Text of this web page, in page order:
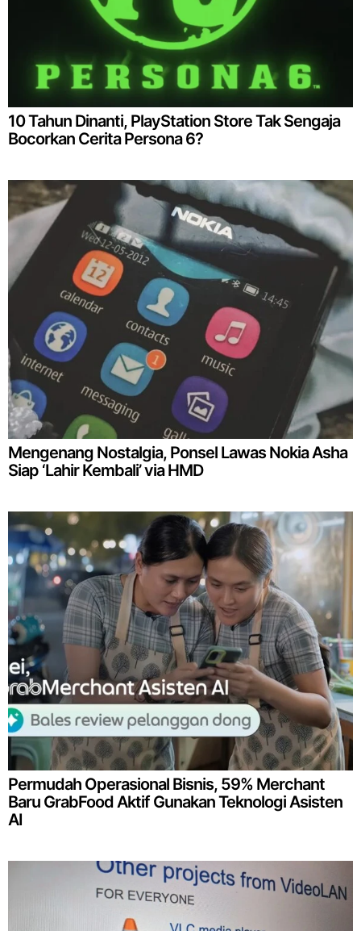
10 Tahun Dinanti, PlayStation Store Tak Sengaja
Bocorkan Cerita Persona 6?
Mengenang Nostalgia, Ponsel Lawas Nokia Asha
Siap ‘Lahir Kembali’ via HMD
Permudah Operasional Bisnis, 59% Merchant
Baru GrabFood Aktif Gunakan Teknologi Asisten
AI